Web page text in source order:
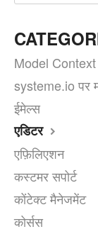
Model
systeme.io पर
ईमेल्स
एडिटर
एफ़िलिएशन
कस्टमर सपोर्ट
कोंटेक्ट मैनेजमेंट
कोर्सस